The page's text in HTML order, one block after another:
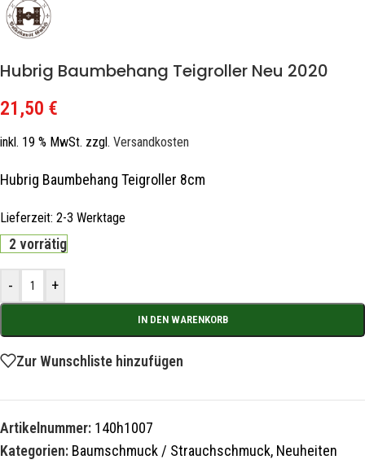
Hubrig Baumbehang Teigroller Neu 2020
21,50 €
inkl. 19 % MwSt. zzgl. Versandkosten
Hubrig Baumbehang Teigroller 8cm
Lieferzeit: 2-3 Werktage
2 vorrätig
- +
IN DEN WARENKORB
Zur Wunschliste hinzufügen
Artikelnummer: 140h1007
Kategorien: Baumschmuck / Strauchschmuck, Neuheiten